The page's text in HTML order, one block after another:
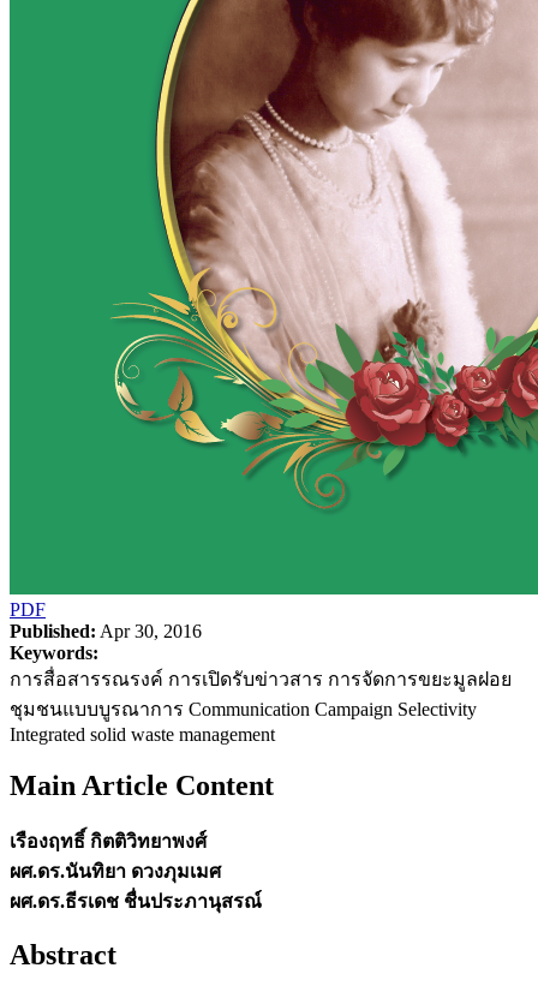
PDF
Published: Apr 30, 2016
Keywords:
การสื่อสารรณรงค์ การเปิดรับข่าวสาร การจัดการขยะมูลฝอย
ชุมชนแบบบูรณาการ Communication Campaign Selectivity
Integrated solid waste management
Main Article Content
เรืองฤทธิ์ กิตติวิทยาพงศ์
ผศ.ดร.นันทิยา ดวงภุมเมศ
ผศ.ดร.ธีรเดช ชื่นประภานุสรณ์
Abstract